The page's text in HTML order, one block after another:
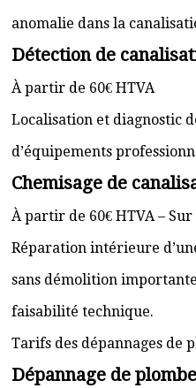
anomalie dans la
Détection de
À partir de 60€ HTVA
Localisation et diagnostic
d’équipements
Chemisage de
À partir de 60€ HTVA – Sur
Réparation intérieure
sans démolition
faisabilité technique.
Tarifs des dépannages de
Dépannage de